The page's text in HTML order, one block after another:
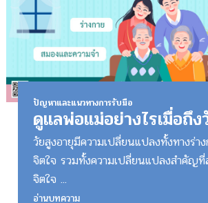
ปัญหาและแนวทางการรับมือ
ดูแลพ่อแม่อย่างไรเมื่อถึง
วัยสูงอายุมีความเปลี่ยนแปลงทั้งทางร่า
จิตใจ รวมทั้งความเปลี่ยนแปลงสำคัญ
จิตใจ ...
อ่านบทความ